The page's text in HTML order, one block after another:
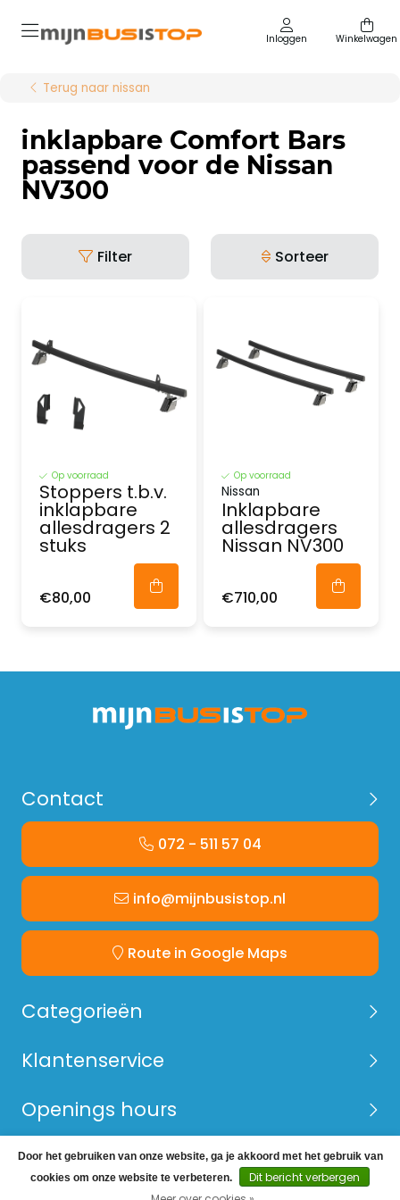
Inloggen Winkelwagen
Terug naar nissan
inklapbare Comfort Bars
passend voor de Nissan
NV300
Filter Sorteer
Op voorraad
Stoppers t.b.v.
inklapbare
allesdragers 2
stuks
€80,00
Op voorraad
Nissan
Inklapbare
allesdragers
Nissan NV300
€710,00
Contact
072 - 511 57 04
info@mijnbusistop.nl
Route in Google Maps
Categorieën
Klantenservice
Openings hours
© Copyright 2026 Mijn Bus is Top -Webshop laten
maken
door Red Banana
Door het gebruiken van onze website, ga je akkoord met het gebruik van
cookies om onze website te verbeteren.
Dit bericht verbergen